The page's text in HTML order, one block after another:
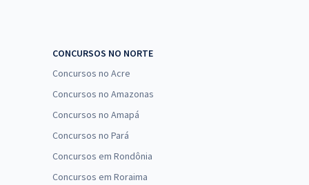
CONCURSOS NO NORTE
Concursos no Acre
Concursos no Amazonas
Concursos no Amapá
Concursos no Pará
Concursos em Rondônia
Concursos em Roraima